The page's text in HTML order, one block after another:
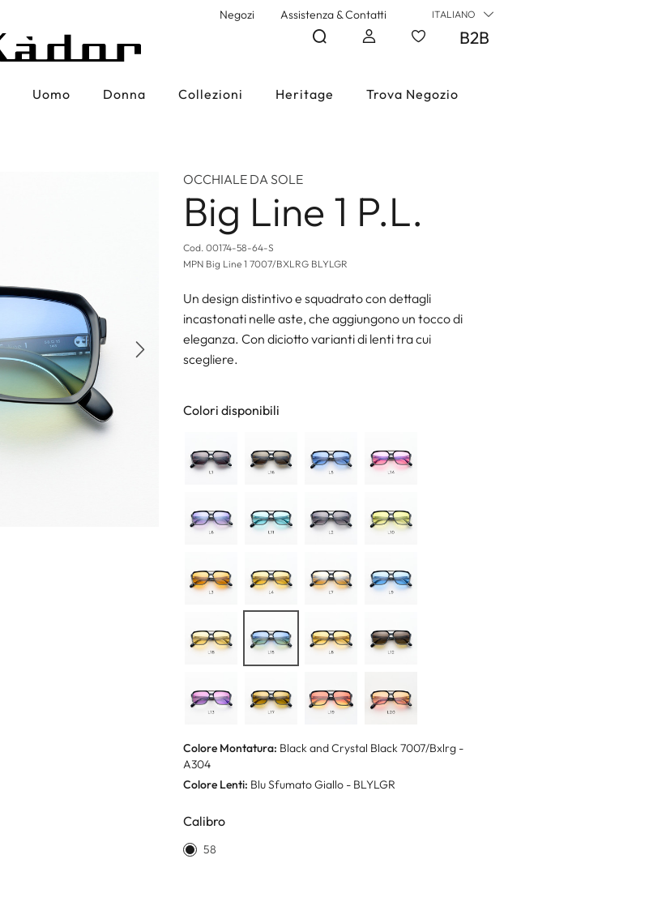
Negozi Assistenza & Contatti ITALIANO
B2B
Uomo Donna Collezioni Heritage Trova Negozio
Successivo
OCCHIALE DA SOLE
Big Line 1 P.L.
Cod.00174-58-64-S
MPN Big Line 1 7007/BXLRG BLYLGR
Un design distintivo e squadrato con dettagli
incastonati nelle aste, che aggiungono un tocco di
eleganza. Con diciotto varianti di lenti tra cui
scegliere.
Colori disponibili
Colore Montatura: Black and Crystal Black 7007/Bxlrg -
A304
Colore Lenti: Blu Sfumato Giallo - BLYLGR
Calibro
58